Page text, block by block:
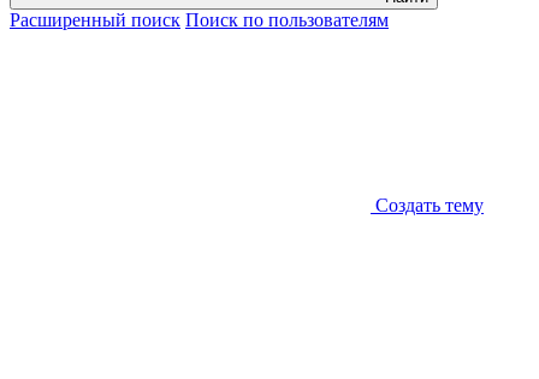
Расширенный поиск Поиск по пользователям
Создать тему